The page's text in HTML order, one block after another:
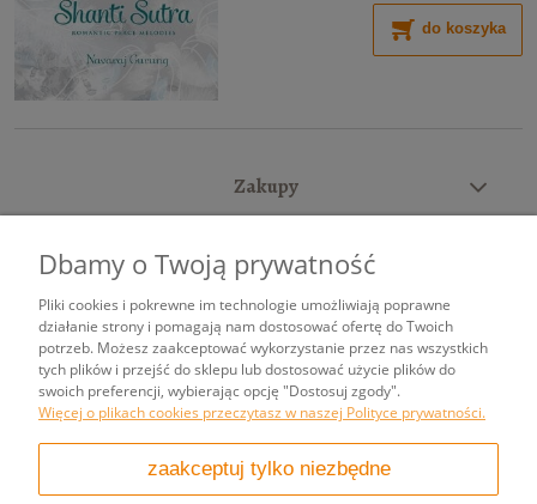
do koszyka
Zakupy
Moje konto
Informacje
pokaż pełną wersję strony
Sklep internetowy Shoper.pl
Dbamy o Twoją prywatność
Pliki cookies i pokrewne im technologie umożliwiają poprawne
działanie strony i pomagają nam dostosować ofertę do Twoich
potrzeb. Możesz zaakceptować wykorzystanie przez nas wszystkich
tych plików i przejść do sklepu lub dostosować użycie plików do
swoich preferencji, wybierając opcję "Dostosuj zgody".
Więcej o plikach cookies przeczytasz w naszej Polityce prywatności.
zaakceptuj tylko niezbędne